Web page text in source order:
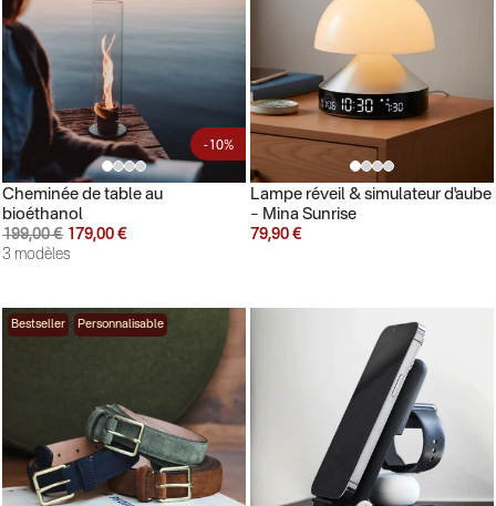
-10%
Cheminée de table au
bioéthanol
199,00 € 179,00 €
3 modèles
Lampe réveil & simulateur d'aube
– Mina Sunrise
79,90 €
Bestseller Personnalisable